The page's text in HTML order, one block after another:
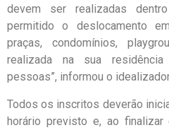
devem ser realizadas
permitido o deslocamento
praças, condomínios,
realizada na sua
pessoas”, informou o
Todos os inscritos deverão
horário previsto e, ao